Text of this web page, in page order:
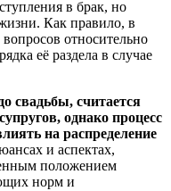
в брак, но
Как правило, в
относительно
её раздела в случае
свадьбы, считается
однако процесс
на распределение
и аспектах,
положением
норм и